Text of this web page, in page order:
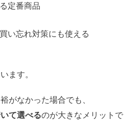
定番商品
い忘れ対策にも使える
ます。
がなかった場合でも、
て選べるのが大きなメリットで